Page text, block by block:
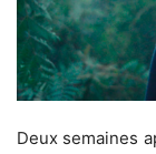
Deux semaines